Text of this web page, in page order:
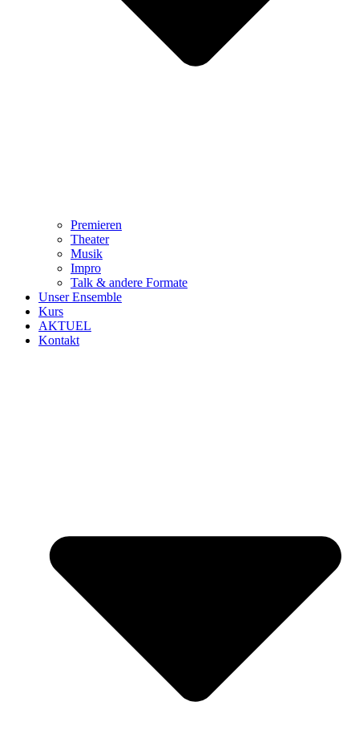
Premieren
Theater
Musik
Impro
Talk & andere Formate
Unser Ensemble
Kurs
AKTUEL
Kontakt